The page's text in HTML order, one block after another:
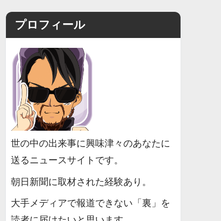
プロフィール
世の中の出来事に興味津々のあなたに
送るニュースサイトです。
朝日新聞に取材された経験あり。
大手メディアで報道できない「裏」を